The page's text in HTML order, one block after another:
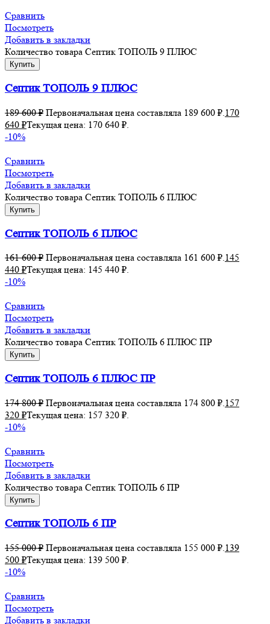
Сравнить
Посмотреть
Добавить в закладки
Количество товара Септик ТОПОЛЬ 9 ПЛЮС
Купить
Септик ТОПОЛЬ 9 ПЛЮС
189 600₽ Первоначальная цена составляла 189 600 ₽.170
640 ₽Текущая цена: 170 640 ₽.
-10%
Сравнить
Посмотреть
Добавить в закладки
Количество товара Септик ТОПОЛЬ 6 ПЛЮС
Купить
Септик ТОПОЛЬ 6 ПЛЮС
161 600₽ Первоначальная цена составляла 161 600 ₽.145
440 ₽Текущая цена: 145 440 ₽.
-10%
Сравнить
Посмотреть
Добавить в закладки
Количество товара Септик ТОПОЛЬ 6 ПЛЮС ПР
Купить
Септик ТОПОЛЬ 6 ПЛЮС ПР
174 800₽ Первоначальная цена составляла 174 800 ₽. 157
320 ₽Текущая цена: 157 320 ₽.
-10%
Сравнить
Посмотреть
Добавить в закладки
Количество товара Септик ТОПОЛЬ 6 ПР
Купить
Септик ТОПОЛЬ 6 ПР
155 000₽ Первоначальная цена составляла 155 000 ₽.139
500 ₽Текущая цена: 139 500 ₽.
-10%
Сравнить
Посмотреть
Добавить в закладки